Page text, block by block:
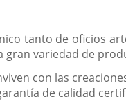
tanto de oficios
variedad de
con las
de calidad